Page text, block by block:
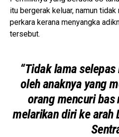
itu bergerak keluar, namun
perkara kerana menyangka
tersebut.
“Tidak lama
oleh anaknya yang
orang mencuri
melarikan diri ke arah